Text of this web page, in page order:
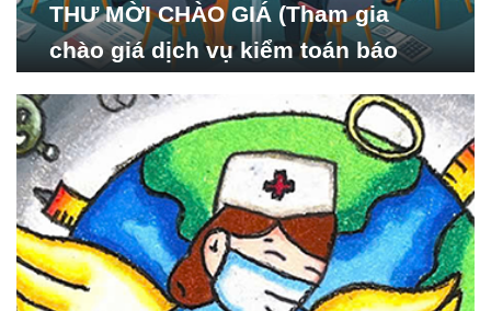
THƯ MỜI CHÀO GIÁ (Tham gia
chào giá dịch vụ kiểm toán báo
Nghiên cứu Phát triển Xã
hội_ISDS)